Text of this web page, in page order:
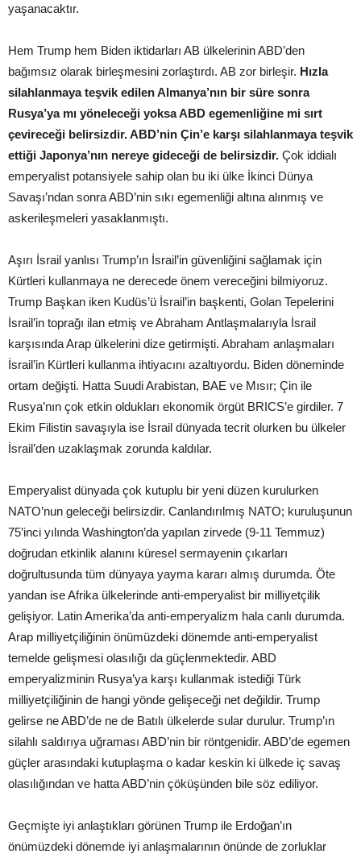
yaşanacaktır.
Hem Trump hem Biden iktidarları AB ülkelerinin ABD’den
bağımsız olarak birleşmesini zorlaştırdı. AB zor birleşir. Hızla
silahlanmaya teşvik edilen Almanya’nın bir süre sonra
Rusya’ya mı yöneleceği yoksa ABD egemenliğine mi sırt
çevireceği belirsizdir. ABD’nin Çin’e karşı silahlanmaya teşvik
ettiği Japonya’nın nereye gideceği de belirsizdir. Çok iddialı
emperyalist potansiyele sahip olan bu iki ülke İkinci Dünya
Savaşı’ndan sonra ABD’nin sıkı egemenliği altına alınmış ve
askerileşmeleri yasaklanmıştı.
Aşırı İsrail yanlısı Trump’ın İsrail’in güvenliğini sağlamak için
Kürtleri kullanmaya ne derecede önem vereceğini bilmiyoruz.
Trump Başkan iken Kudüs’ü İsrail’in başkenti, Golan Tepelerini
İsrail’in toprağı ilan etmiş ve Abraham Antlaşmalarıyla İsrail
karşısında Arap ülkelerini dize getirmişti. Abraham anlaşmaları
İsrail’in Kürtleri kullanma ihtiyacını azaltıyordu. Biden döneminde
ortam değişti. Hatta Suudi Arabistan, BAE ve Mısır; Çin ile
Rusya’nın çok etkin oldukları ekonomik örgüt BRICS’e girdiler. 7
Ekim Filistin savaşıyla ise İsrail dünyada tecrit olurken bu ülkeler
İsrail’den uzaklaşmak zorunda kaldılar.
Emperyalist dünyada çok kutuplu bir yeni düzen kurulurken
NATO’nun geleceği belirsizdir. Canlandırılmış NATO; kuruluşunun
75’inci yılında Washington’da yapılan zirvede (9-11 Temmuz)
doğrudan etkinlik alanını küresel sermayenin çıkarları
doğrultusunda tüm dünyaya yayma kararı almış durumda. Öte
yandan ise Afrika ülkelerinde anti-emperyalist bir milliyetçilik
gelişiyor. Latin Amerika’da anti-emperyalizm hala canlı durumda.
Arap milliyetçiliğinin önümüzdeki dönemde anti-emperyalist
temelde gelişmesi olasılığı da güçlenmektedir. ABD
emperyalizminin Rusya’ya karşı kullanmak istediği Türk
milliyetçiliğinin de hangi yönde gelişeceği net değildir. Trump
gelirse ne ABD’de ne de Batılı ülkelerde sular durulur. Trump’ın
silahlı saldırıya uğraması ABD’nin bir röntgenidir. ABD’de egemen
güçler arasındaki kutuplaşma o kadar keskin ki ülkede iç savaş
olasılığından ve hatta ABD’nin çöküşünden bile söz ediliyor.
Geçmişte iyi anlaştıkları görünen Trump ile Erdoğan’ın
önümüzdeki dönemde iyi anlaşmalarının önünde de zorluklar